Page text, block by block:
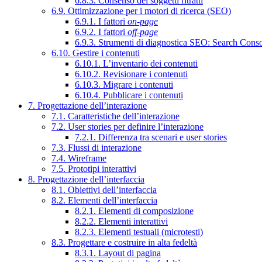
6.9. Ottimizzazione per i motori di ricerca (SEO)
6.9.1. I fattori on-page
6.9.2. I fattori off-page
6.9.3. Strumenti di diagnostica SEO: Search
6.10. Gestire i contenuti
6.10.1. L’inventario dei contenuti
6.10.2. Revisionare i contenuti
6.10.3. Migrare i contenuti
6.10.4. Pubblicare i contenuti
7. Progettazione dell’interazione
7.1. Caratteristiche dell’interazione
7.2. User stories per definire l’interazione
7.2.1. Differenza tra scenari e user stories
7.3. Flussi di interazione
7.4. Wireframe
7.5. Prototipi interattivi
8. Progettazione dell’interfaccia
8.1. Obiettivi dell’interfaccia
8.2. Elementi dell’interfaccia
8.2.1. Elementi di composizione
8.2.2. Elementi interattivi
8.2.3. Elementi testuali (microtesti)
8.3. Progettare e costruire in alta fedeltà
8.3.1. Layout di pagina